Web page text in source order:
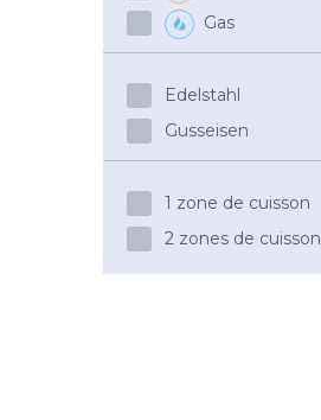
Gas
Edelstahl
Gusseisen
1 zone de cuisson
2 zones de cuisson